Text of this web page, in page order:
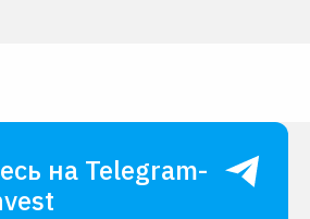
на Telegram-